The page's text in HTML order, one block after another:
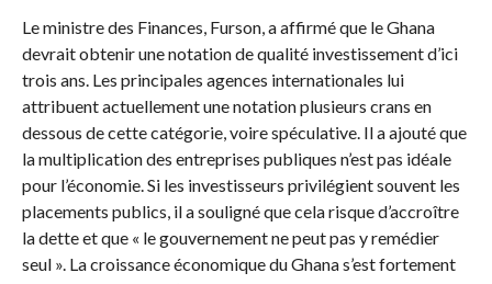
Le ministre des Finances, Furson, a affirmé que le Ghana
devrait obtenir une notation de qualité investissement d’ici
trois ans. Les principales agences internationales lui
attribuent actuellement une notation plusieurs crans en
dessous de cette catégorie, voire spéculative. Il a ajouté que
la multiplication des entreprises publiques n’est pas idéale
pour l’économie. Si les investisseurs privilégient souvent les
placements publics, il a souligné que cela risque d’accroître
la dette et que « le gouvernement ne peut pas y remédier
seul ». La croissance économique du Ghana s’est fortement